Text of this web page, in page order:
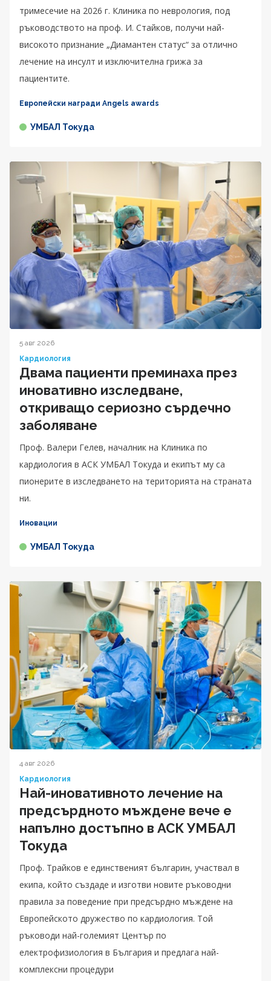
тримесечие на 2026 г. Клиника по неврология, под
ръководството на проф. И. Стайков, получи най-
високото признание „Диамантен статус“ за отлично
лечение на инсулт и изключителна грижа за
пациентите.
Европейски награди Angels awards
УМБАЛ Токуда
5 авг 2026
Кардиология
Двама пациенти преминаха през
иновативно изследване,
откриващо сериозно сърдечно
заболяване
Проф. Валери Гелев, началник на Клиника по
кардиология в АСК УМБАЛ Токуда и екипът му са
пионерите в изследването на територията на страната
ни.
Иновации
УМБАЛ Токуда
4 авг 2026
Кардиология
Най-иновативното лечение на
предсърдното мъждене вече е
напълно достъпно в АСК УМБАЛ
Токуда
Проф. Трайков е единственият българин, участвал в
екипа, който създаде и изготви новите ръководни
правила за поведение при предсърдно мъждене на
Европейското дружество по кардиология. Той
ръководи най-големият Център по
електрофизиология в България и предлага най-
комплексни процедури